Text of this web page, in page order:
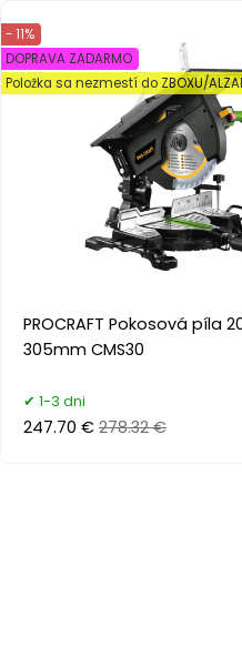
PROCRAFT Pokosová píla
305mm CMS30
- 11%
DOPRAVA ZADARMO
Položka sa nezmestí do ZBOXU/
1-3 dni
247.70 € 278.32 €